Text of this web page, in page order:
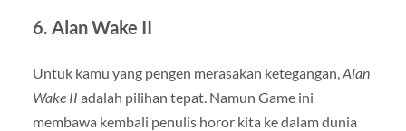
6. Alan Wake II
Untuk kamu yang pengen merasakan ketegangan, Alan
Wake II adalah pilihan tepat. Namun Game ini
membawa kembali penulis horor kita ke dalam dunia